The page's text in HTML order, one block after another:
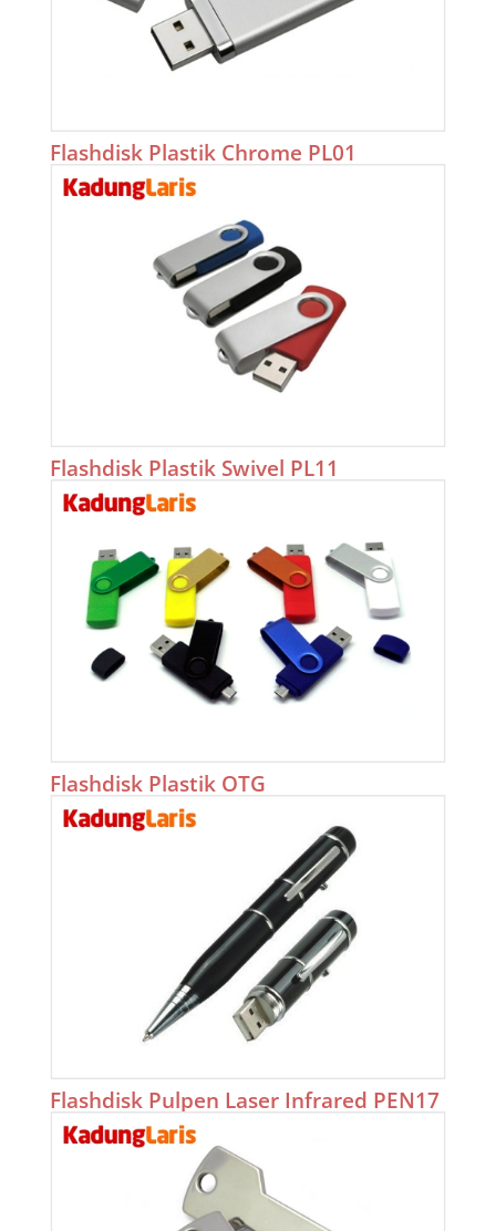
Flashdisk Plastik Chrome PL01
Flashdisk Plastik Swivel PL11
Flashdisk Plastik OTG
Flashdisk Pulpen Laser Infrared PEN17